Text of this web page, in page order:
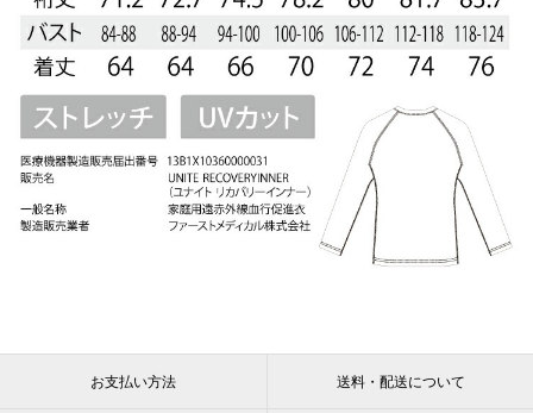
お支払い方法 送料・配送について